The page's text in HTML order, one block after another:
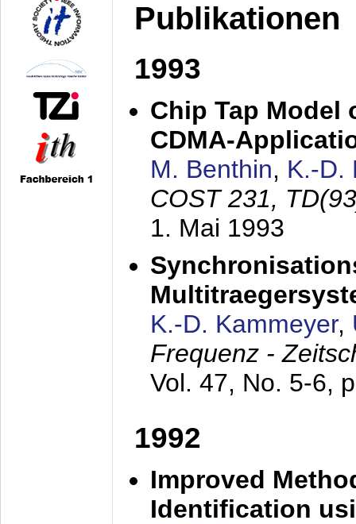
Publikationen
1993
Chip Tap Model
CDMA-
M. Benthin, K.-D.
COST 231,
1. Mai 1993
K.-D. Kammeyer,
Frequenz -
Vol. 47, No. 5-6,
1992
Improved
Identification